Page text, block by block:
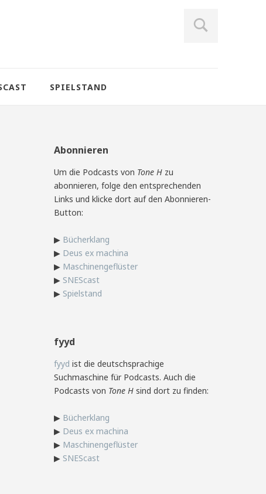
SPIELSTAND
Abonnieren
Um die Podcasts von Tone H zu
abonnieren, folge den entsprechenden
Links und klicke dort auf den Abonnieren-
Button:
▶ Bücherklang
▶ Deus ex machina
▶ Maschinengeflüster
▶ SNEScast
▶ Spielstand
fyyd
fyyd ist die deutschsprachige
Suchmaschine für Podcasts. Auch die
Podcasts von Tone H sind dort zu finden:
▶ Bücherklang
▶ Deus ex machina
▶ Maschinengeflüster
▶ SNEScast